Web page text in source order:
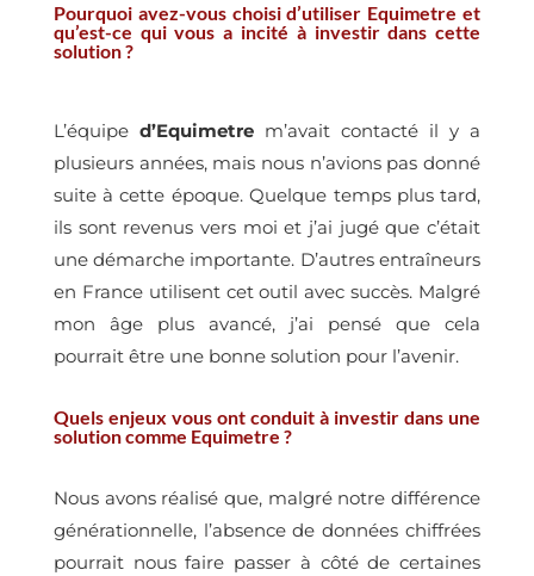
Pourquoi avez-vous choisi d’utiliser Equimetre et
qu’est-ce qui vous a incité à investir dans cette
solution ?
L’équipe d’Equimetrem’avait contacté il y a
plusieurs années, mais nous n’avions pas donné
suite à cette époque. Quelque temps plus tard,
ils sont revenus vers moi et j’ai jugé que c’était
une démarche importante. D’autres entraîneurs
en France utilisent cet outil avec succès. Malgré
mon âge plus avancé, j’ai pensé que cela
pourrait être une bonne solution pour l’avenir.
Quels enjeux vous ont conduit à investir dans une
solution comme Equimetre ?
Nous avons réalisé que, malgré notre différence
générationnelle, l’absence de données chiffrées
pourrait nous faire passer à côté de certaines